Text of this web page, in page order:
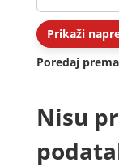
Prikaži
Poredaj prema
Nisu